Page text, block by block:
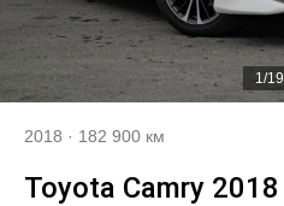
1/19
2018 · 182 900 км
Toyota Camry 2018